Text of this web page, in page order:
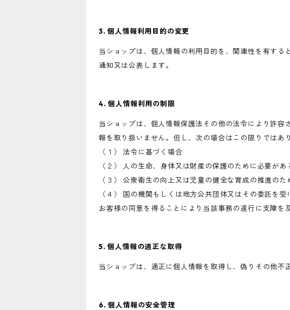
3. 個人情報利用目的の変更
当ショップは、個人情報の利用目的を、関連性を有す
通知又は公表します。
4. 個人情報利用の制限
当ショップは、個人情報保護法その他の法令により許
報を取り扱いません。但し、次の場合はこの限りではあ
（１） 法令に基づく場合
（２） 人の生命、身体又は財産の保護のために必要が
（３） 公衆衛生の向上又は児童の健全な育成の推進の
（４） 国の機関もしくは地方公共団体又はその委託を
お客様の同意を得ることにより当該事務の遂行に支障を
5. 個人情報の適正な取得
当ショップは、適正に個人情報を取得し、偽りその他不
6. 個人情報の安全管理